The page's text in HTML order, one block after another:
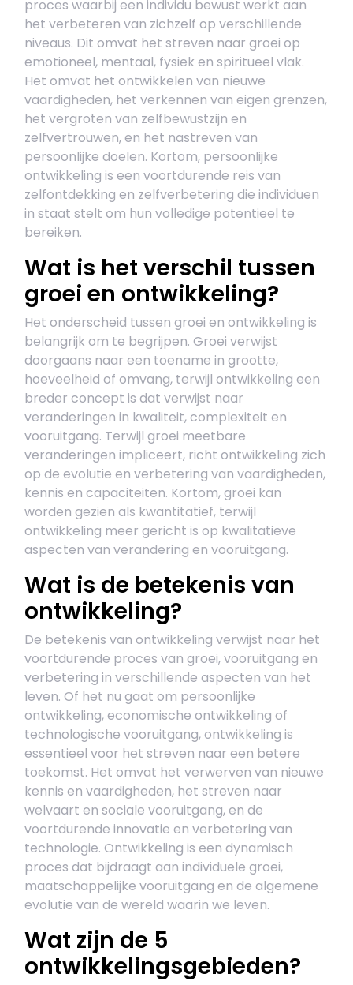
proces waarbij een individu bewust werkt aan
het verbeteren van zichzelf op verschillende
niveaus. Dit omvat het streven naar groei op
emotioneel, mentaal, fysiek en spiritueel vlak.
Het omvat het ontwikkelen van nieuwe
vaardigheden, het verkennen van eigen grenzen,
het vergroten van zelfbewustzijn en
zelfvertrouwen, en het nastreven van
persoonlijke doelen. Kortom, persoonlijke
ontwikkeling is een voortdurende reis van
zelfontdekking en zelfverbetering die individuen
in staat stelt om hun volledige potentieel te
bereiken.
Wat is het verschil tussen
groei en ontwikkeling?
Het onderscheid tussen groei en ontwikkeling is
belangrijk om te begrijpen. Groei verwijst
doorgaans naar een toename in grootte,
hoeveelheid of omvang, terwijl ontwikkeling een
breder concept is dat verwijst naar
veranderingen in kwaliteit, complexiteit en
vooruitgang. Terwijl groei meetbare
veranderingen impliceert, richt ontwikkeling zich
op de evolutie en verbetering van vaardigheden,
kennis en capaciteiten. Kortom, groei kan
worden gezien als kwantitatief, terwijl
ontwikkeling meer gericht is op kwalitatieve
aspecten van verandering en vooruitgang.
Wat is de betekenis van
ontwikkeling?
De betekenis van ontwikkeling verwijst naar het
voortdurende proces van groei, vooruitgang en
verbetering in verschillende aspecten van het
leven. Of het nu gaat om persoonlijke
ontwikkeling, economische ontwikkeling of
technologische vooruitgang, ontwikkeling is
essentieel voor het streven naar een betere
toekomst. Het omvat het verwerven van nieuwe
kennis en vaardigheden, het streven naar
welvaart en sociale vooruitgang, en de
voortdurende innovatie en verbetering van
technologie. Ontwikkeling is een dynamisch
proces dat bijdraagt aan individuele groei,
maatschappelijke vooruitgang en de algemene
evolutie van de wereld waarin we leven.
Wat zijn de 5
ontwikkelingsgebieden?